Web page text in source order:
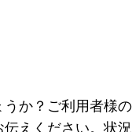
か？ご利用者様
えください。状